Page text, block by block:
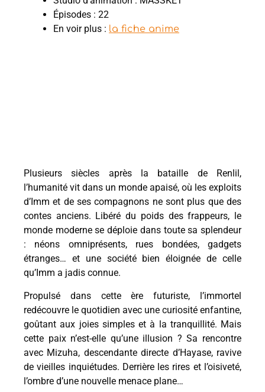
Épisodes : 22
En voir plus : la fiche anime
Plusieurs siècles après la bataille de Renlil,
l’humanité vit dans un monde apaisé, où les exploits
d’Imm et de ses compagnons ne sont plus que des
contes anciens. Libéré du poids des frappeurs, le
monde moderne se déploie dans toute sa splendeur
: néons omniprésents, rues bondées, gadgets
étranges… et une société bien éloignée de celle
qu’Imm a jadis connue.
Propulsé dans cette ère futuriste, l’immortel
redécouvre le quotidien avec une curiosité enfantine,
goûtant aux joies simples et à la tranquillité. Mais
cette paix n’est-elle qu’une illusion ? Sa rencontre
avec Mizuha, descendante directe d’Hayase, ravive
de vieilles inquiétudes. Derrière les rires et l’oisiveté,
l’ombre d’une nouvelle menace plane…